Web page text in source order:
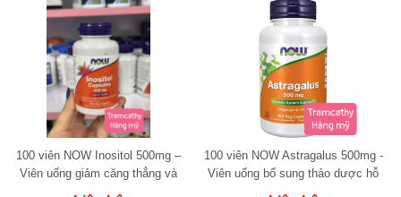
100 viên NOW Inositol 500mg –
Viên uống giảm căng thẳng và
100 viên NOW Astragalus 500mg -
Viên uống bổ sung thảo dược hỗ